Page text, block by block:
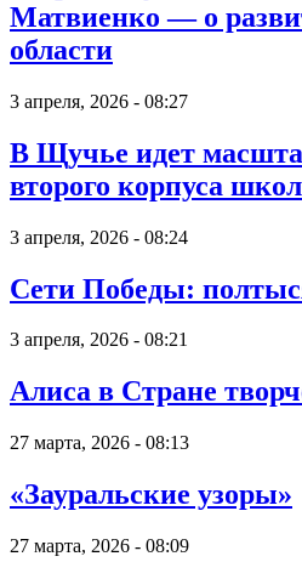
Матвиенко — о
области
3 апреля, 2026 - 08:27
В Щучье идет
второго корпуса
3 апреля, 2026 - 08:24
Сети Победы:
3 апреля, 2026 - 08:21
Алиса в Стране
27 марта, 2026 - 08:13
«Зауральские узоры»
27 марта, 2026 - 08:09